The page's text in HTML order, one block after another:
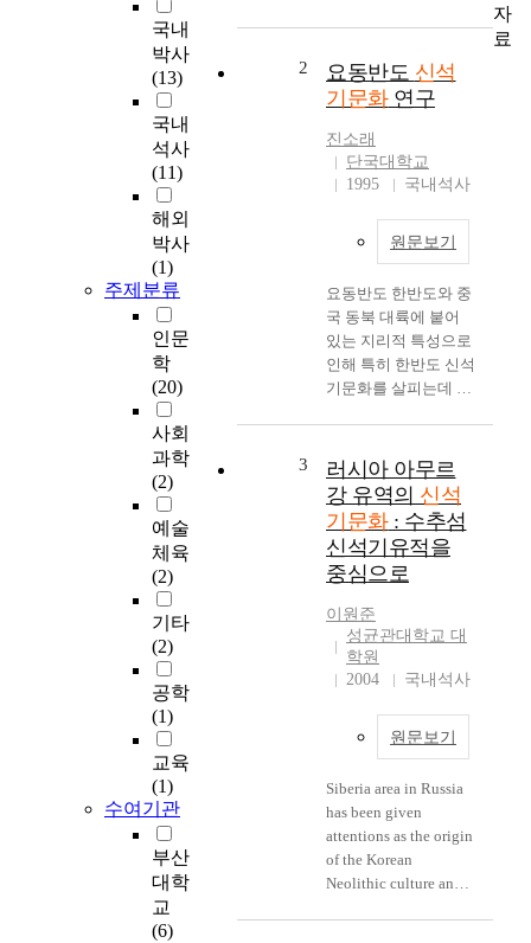
국내
박사
(13)
국내
석사
(11)
해외
박사
(1)
주제분류
인문
학
(20)
사회
과학
(2)
예술
체육
(2)
기타
(2)
공학
(1)
교육
(1)
수여기관
부산
대학
교
(6)
g
2 요동반도 신석
기문화연구
진소래
단국대학교
1995
국내석사
원문보기
요동반도 한반도와 중
국 동북 대륙에 붙어
있는 지리적 특성으로
인해 특히 한반도 신석
기문화를 살피는데 간
는 남한, 북한, 중국, 일
본 학자들에 의해 주로
연구되었다. 그동안 남
북한과 중국학자들은
요동반도를 자국문화
의 범주에서 다루려고
남한에서는 질그릇의
형식분류를 통해 문화
관계를 밝히려는 시도
신석기문화의 성격이
잘 드러나지 못했다고
논문에서는 당시 사람
들이 실제로 살았던 살
림살이를 중심으로 요
동반도 신석기문화를
살펴보고자 하였다. 그
3
러시아 아무르
강 유역의 신석
기문화: 수추섬
신석기유적을
중심으로
이원준
성균관대학교 대
학원
2004
국내석사
원문보기
Siberia area in Russia
has been given
attentions as the origin
of the Korean
Neolithic culture and
자
료